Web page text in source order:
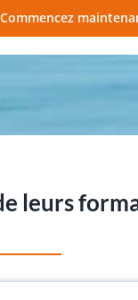
Commencez
leurs